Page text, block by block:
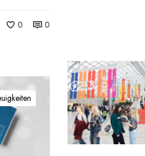
0 0
L
e
i
p